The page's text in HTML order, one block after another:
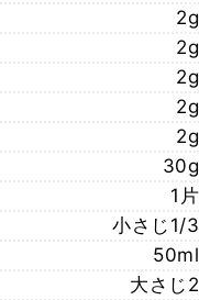
2g
2g
2g
2g
2g
30g
1片
小さじ1/3
50ml
大さじ2